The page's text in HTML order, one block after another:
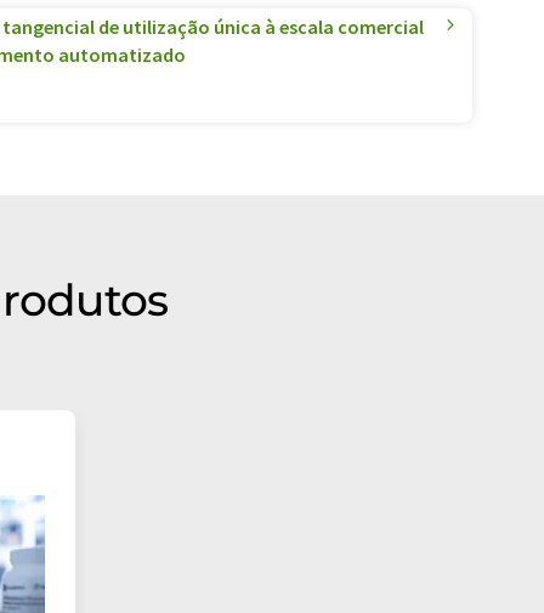
de utilização única à escala comercial
automatizado